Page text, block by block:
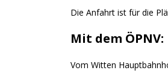
Die Anfahrt ist für die
Mit dem ÖPNV:
Vom Witten